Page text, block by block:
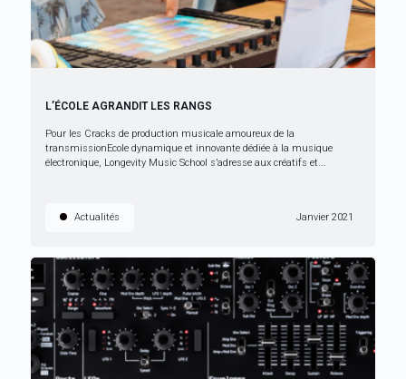
L’ÉCOLE AGRANDIT LES RANGS
Pour les Cracks de production musicale amoureux de la
transmissionEcole dynamique et innovante dédiée à la musique
électronique, Longevity Music School s’adresse aux créatifs et...
Actualités Janvier 2021